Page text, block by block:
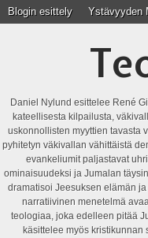
Blogin esittely Ystävyyden
Daniel Nylund esittelee René
kateellisesta kilpailusta,
uskonnollisten myyttien tavasta
pyhitetyn väkivallan vähittäistä
evankeliumit paljastavat
ominaisuudeksi ja Jumalan
dramatisoi Jeesuksen elämän
narratiivinen menetelmä
teologiaa, joka edelleen pitää
käsittelee myös